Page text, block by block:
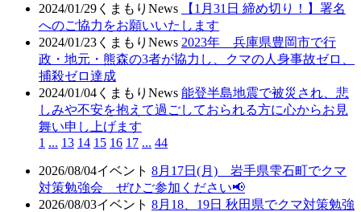
2024/01/29 くまもりNews
【1月31日 締め切り！】署名
へのご協力をお願いいたします
2024/01/23 くまもりNews 2023年 兵庫県豊岡市で行
政・地元・熊森の3者が協力し、クマの人身事故ゼロ、
捕殺ゼロ達成
2024/01/04 くまもりNews 能登半島地震で被災され、悲
しみや不安を抱えて過ごしておられる方に心からお見
舞い申し上げます
1 ... 13 14 15 16 17 ... 44
2026/08/04イベント 8月17日(月) 岩手県雫石町でクマ
対策勉強会 ぜひご参加ください📢
2026/08/03イベント 8月18、19日 秋田県でクマ対策勉強